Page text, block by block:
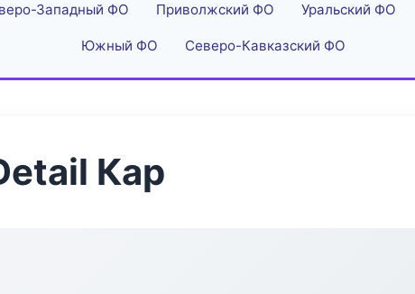
Западный ФО Приволжский ФО Уральский ФО
Южный ФО Северо-Кавказский ФО
Кар